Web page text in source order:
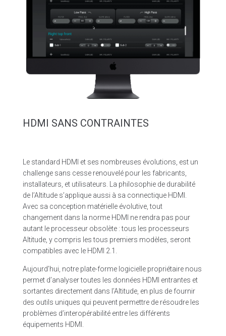
HDMI SANS CONTRAINTES
Le standard HDMI et ses nombreuses évolutions, est un
challenge sans cesse renouvelé pour les fabricants,
installateurs, et utilisateurs. La philosophie de durabilité
de l’Altitude s’applique aussi à sa connectique HDMI.
Avec sa conception matérielle évolutive, tout
changement dans la norme HDMI ne rendra pas pour
autant le processeur obsolète : tous les processeurs
Altitude, y compris les tous premiers modèles, seront
compatibles avec le HDMI 2.1.
Aujourd’hui, notre plate-forme logicielle propriétaire nous
permet d’analyser toutes les données HDMI entrantes et
sortantes directement dans l’Altitude, en plus de fournir
des outils uniques qui peuvent permettre de résoudre les
problèmes d’interopérabilité entre les différents
équipements HDMI.